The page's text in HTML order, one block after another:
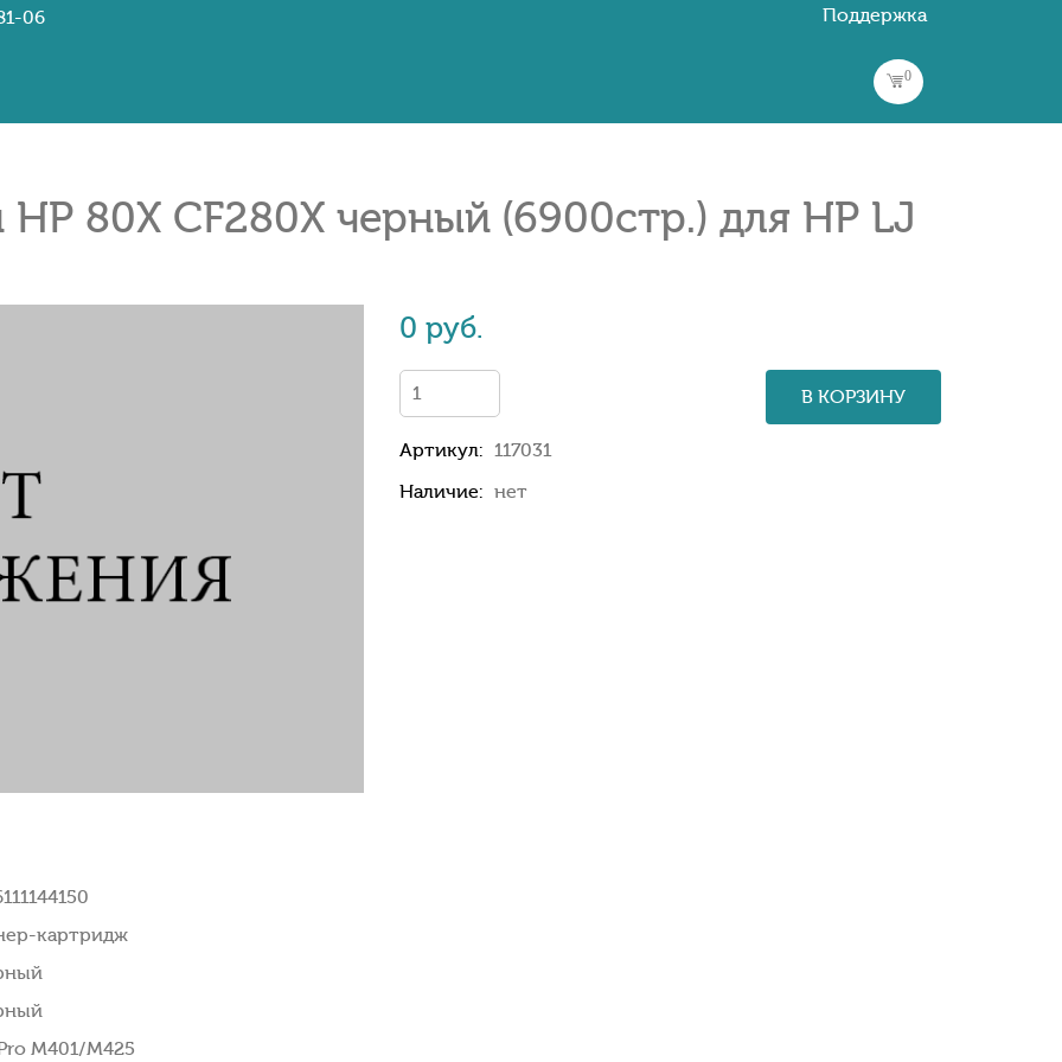
06 Поддержка
0
80X CF280X черный (6900стр.) для HP LJ
0 руб.
В КОРЗИНУ
Артикул: 117031
Наличие: нет
картридж
M401/M425